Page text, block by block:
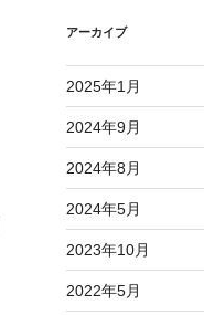
アーカイブ
2025年1月
2024年9月
2024年8月
2024年5月
2023年10月
2022年5月